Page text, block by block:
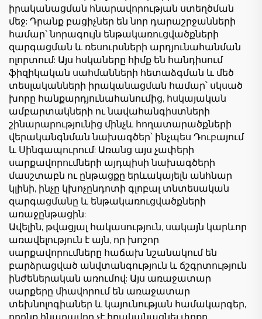
իրականացման հնարավորության ստեղծման
մեջ: Դրանք բացիչներ են նոր դարաշրջանների
համար՝ նորագույն ենթակառուցվածքների
զարգացման և ռեսուրսների արդյունահանման
ոլորտում: Այս հսկաները հիմք են հանդիսում
ֆիզիկական սահմանների հետաձգման և մեծ
տեսլականների իրականացման համար՝ սկսած
խորը հանքարդյունահանումից, հսկայական
ամբարտակների ու նավահանգիստների
շինարարությունից մինչև հողատարածքների
վերականգնման նախագծեր՝ ինչպես Դուբայում
և Սինգապուրում: Առանց այս չափերի
սարքավորումների այդպիսի նախագծերի
մասշտաբն ու ընթացքը երևակայելն անհնար
կլինի, ինչը կխոչընդոտի գլոբալ տնտեսական
զարգացմանը և ենթակառուցվածքների
առաջընթացին:
Ավելին, թվացյալ հակասություն, սակայն կարևոր
առավելություն է այն, որ խոշոր
սարքավորումները հաճախ նշանակում են
բարձրացված անվտանգություն և ճշգրտություն
ինժեներական առումով: Այս առաջատար
սարքերը միավորում են առաջատար
տեխնոլոգիաներ և կայունության համակարգեր,